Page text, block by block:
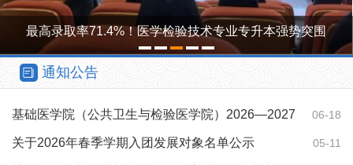
最高录取率71.4%！医学检验技术专业专升本强势突围
1
2 3 4 5
通知公告
06-18
基础医学院（公共卫生与检验医学院）2026—2027
学年第1学期教… 05-11
关于2026年春季学期入团发展对象名单公示